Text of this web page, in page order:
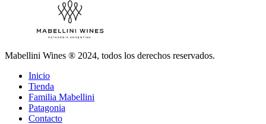
Mabellini Wines ® 2024, todos los derechos reservados.
Inicio
Tienda
Familia Mabellini
Patagonia
Contacto